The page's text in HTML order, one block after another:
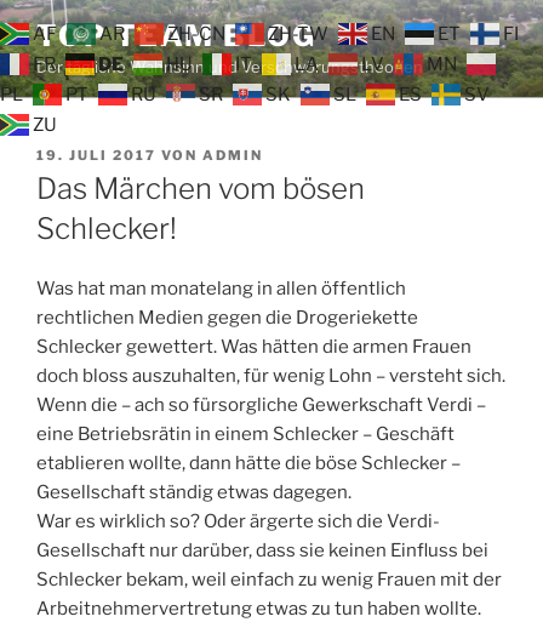
Zum
Inhalt
springen
TOP TEAM BLOG
Der tägliche Wahnsinn und Verschwörungstheorien
VERÖFFENTLICHT
AM
19. JULI 2017 VON ADMIN
Das Märchen vom bösen
Schlecker!
Was hat man monatelang in allen öffentlich
rechtlichen Medien gegen die Drogeriekette
Schlecker gewettert. Was hätten die armen Frauen
doch bloss auszuhalten, für wenig Lohn – versteht sich.
Wenn die – ach so fürsorgliche Gewerkschaft Verdi –
eine Betriebsrätin in einem Schlecker – Geschäft
etablieren wollte, dann hätte die böse Schlecker –
Gesellschaft ständig etwas dagegen.
War es wirklich so? Oder ärgerte sich die Verdi-
Gesellschaft nur darüber, dass sie keinen Einfluss bei
Schlecker bekam, weil einfach zu wenig Frauen mit der
Arbeitnehmervertretung etwas zu tun haben wollte.
AF AR ZH-CN ZH-TW EN ET
FI
FR
DE HU IT LA LV
MN
PL
PT RU SR SK SL ES
SV
ZU